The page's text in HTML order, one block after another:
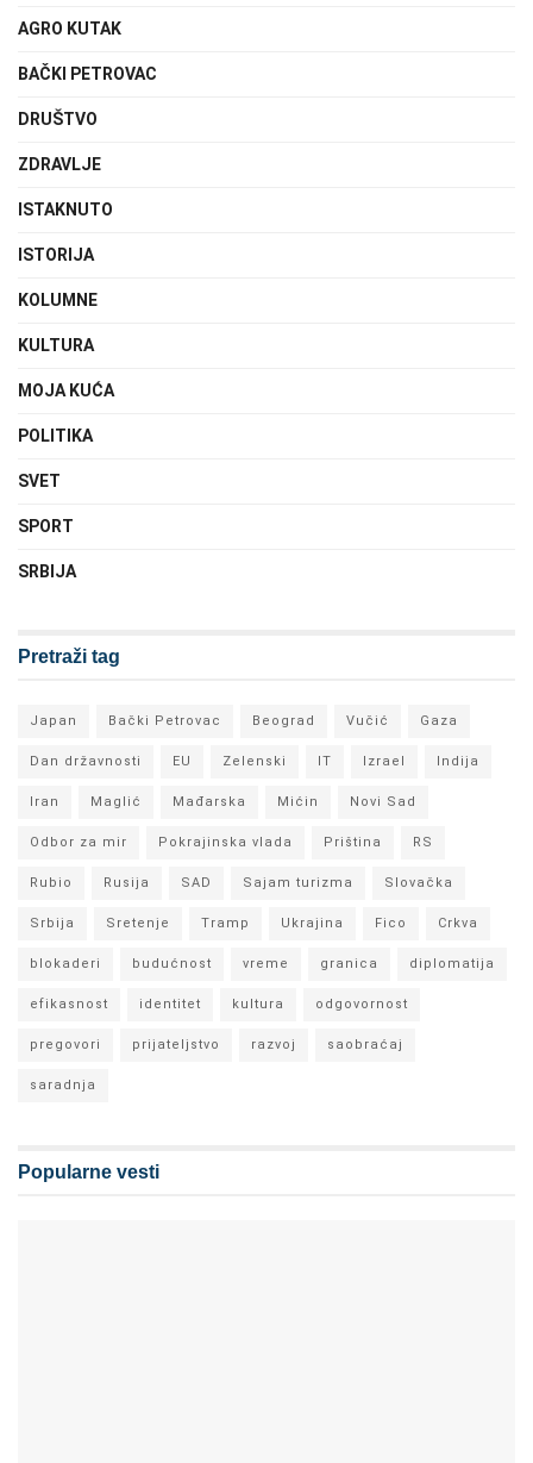
AGRO KUTAK
BAČKI PETROVAC
DRUŠTVO
ZDRAVLJE
ISTAKNUTO
ISTORIJA
KOLUMNE
KULTURA
MOJA KUĆA
POLITIKA
SVET
SPORT
SRBIJA
Pretraži tag
Japan Bački Petrovac Beograd Vučić Gaza
Dan državnosti EU Zelenski IT Izrael Indija
Iran Maglić Mađarska Mićin Novi Sad
Odbor za mir Pokrajinska vlada Priština RS
Rubio Rusija SAD Sajam turizma Slovačka
Srbija Sretenje Tramp Ukrajina Fico Crkva
blokaderi budućnost vreme granica diplomatija
efikasnost identitet kultura odgovornost
pregovori prijateljstvo razvoj saobraćaj
saradnja
Popularne vesti